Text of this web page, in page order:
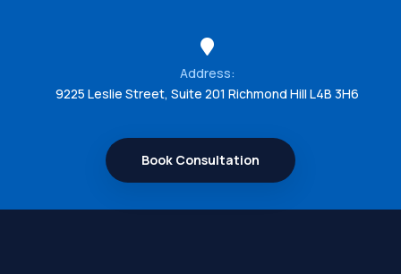
Address:
9225 Leslie Street, Suite 201 Richmond Hill L4B 3H6
Book Consultation